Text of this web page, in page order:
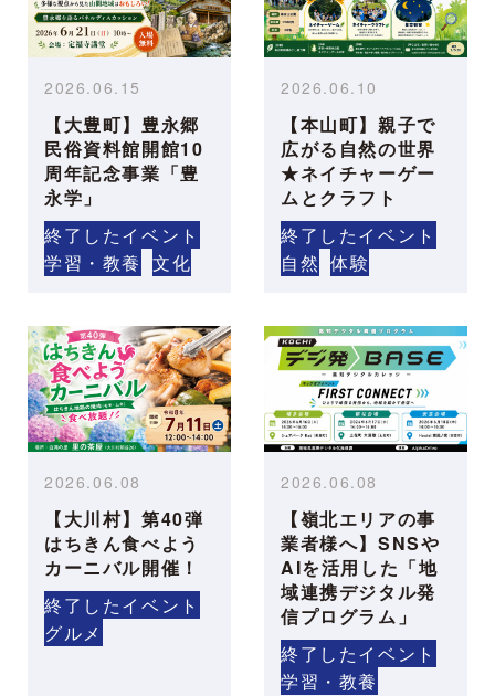
【大豊町】豊永郷
民俗資料館開館10
周年記念事業「豊
永学」
2026.06.15
終了したイベント
学習・教養 文化
【本山町】親子で
広がる自然の世界
★ネイチャーゲー
ムとクラフト
2026.06.10
終了したイベント
自然 体験
【大川村】第40弾
はちきん食べよう
カーニバル開催！
2026.06.08
終了したイベント
グルメ
【嶺北エリアの事
業者様へ】SNSや
AIを活用した「地
域連携デジタル発
信プログラム」
2026.06.08
終了したイベント
学習・教養